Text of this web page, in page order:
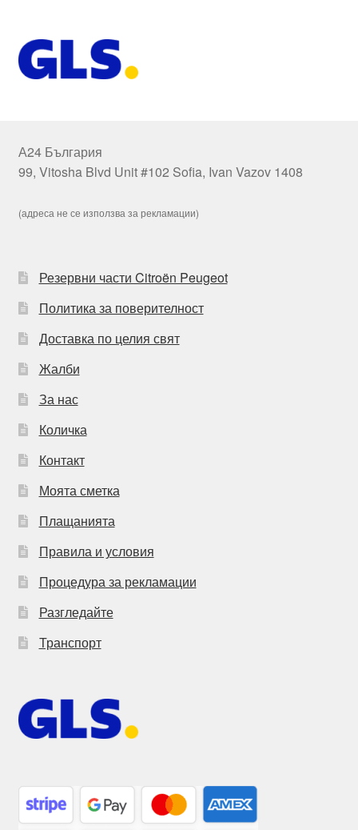
А24 България
99, Vitosha Blvd Unit #102 Sofia, Ivan Vazov 1408
(адреса не се използва за рекламации)
Резервни части Citroën Peugeot
Политика за поверителност
Доставка по целия свят
Жалби
За нас
Количка
Контакт
Моята сметка
Плащанията
Правила и условия
Процедура за рекламации
Разгледайте
Транспорт